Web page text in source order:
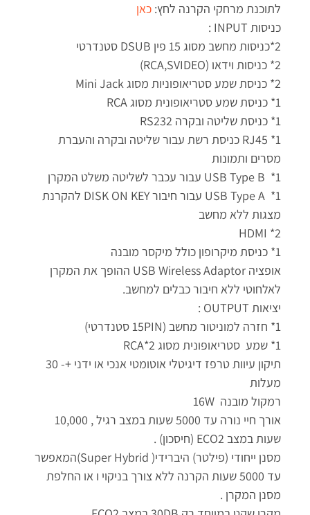
לתוכנת מרחקי הקרנה לחץ:כאן
כניסות INPUT :
2*כניסות מחשב מסוג 15 פין DSUB סטנדרטי
2* כניסות וידאו (RCA,SVIDEO)
2* כניסת שמע סטריאופוניות מסוג Mini Jack
1* כניסת שמע סטריאופונית מסוג RCA
1* כניסת שליטה ובקרה RS232
1* RJ45 כניסת רשת עבור שליטה ובקרה והעברת
מסרים ותמונות
1* USB Type B עבור עכבר לשליטה משלט המקרן
1* USB Type A עבור חיבור DISK ON KEY להקרנת
מצגות ללא מחשב
2* HDMI
1* כניסת מיקרופון כולל מיקסר מובנה
אופציה USB Wireless Adaptor ההופך את המקרן
לאלחוטי ללא חיבור כבלים למחשב.
יציאות OUTPUT :
1* חזרה למוניטור מחשב (15PIN סטנדרטי)
1* שמע סטריאופונית מסוג 2*RCA
תיקון עיוות טרפז דיגיטלי אוטומטי אנכי או ידני +- 30
מעלות
רמקול מובנה 16W
אורך חיי נורה עד 5000 שעות במצב רגיל , 10,000
שעות במצב ECO2 (חיסכון) .
מסנן ייחודי (פילטר) היברידי( Super Hybrid)המאפשר
עד 5000 שעות הקרנה ללא צורך בניקוי ו או החלפת
מסנן המקרן .